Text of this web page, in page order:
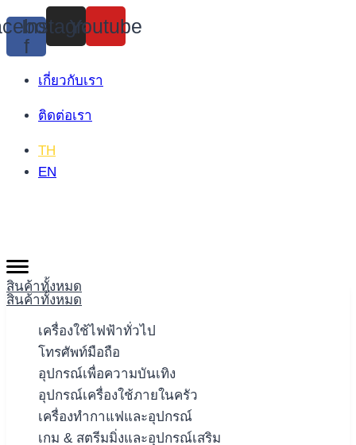
Skip
to
content
f
Instagram
Youtube
เกี่ยวกับเรา
ติดต่อเรา
TH
EN
สินค้าทั้งหมด
สินค้าทั้งหมด
เครื่องใช้ไฟฟ้าทั่วไป
โทรศัพท์มือถือ
อุปกรณ์เพื่อความบันเทิง
อุปกรณ์เครื่องใช้ภายในครัว
เครื่องทำกาแฟและอุปกรณ์
เกม & สตรีมมิ่งและอุปกรณ์เสริม